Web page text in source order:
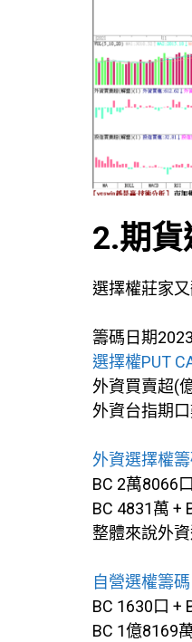
2.期貨
選擇權莊家
籌碼日期
選擇權PUT
外資買賣超(
外資台指期
外資選擇權
BC 2萬8066
BC 4831萬 +
整體來說外
自營選權籌碼
BC 1630口 +
BC 1億8169